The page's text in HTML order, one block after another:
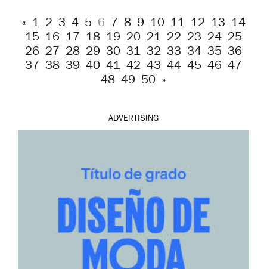
« 1 2 3 4 5 6 7 8 9 10 11 12 13 14
15 16 17 18 19 20 21 22 23 24 25
26 27 28 29 30 31 32 33 34 35 36
37 38 39 40 41 42 43 44 45 46 47
48 49 50 »
ADVERTISING